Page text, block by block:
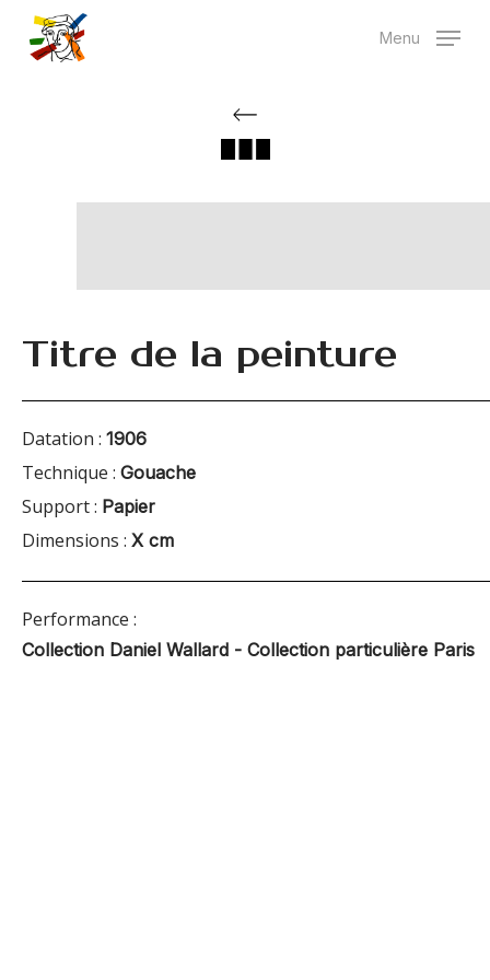
Skip
Menu
Titre de la peinture
Datation : 1906
Technique : Gouache
Support : Papier
Dimensions : X cm
Performance :
Collection Daniel Wallard - Collection particulière Paris